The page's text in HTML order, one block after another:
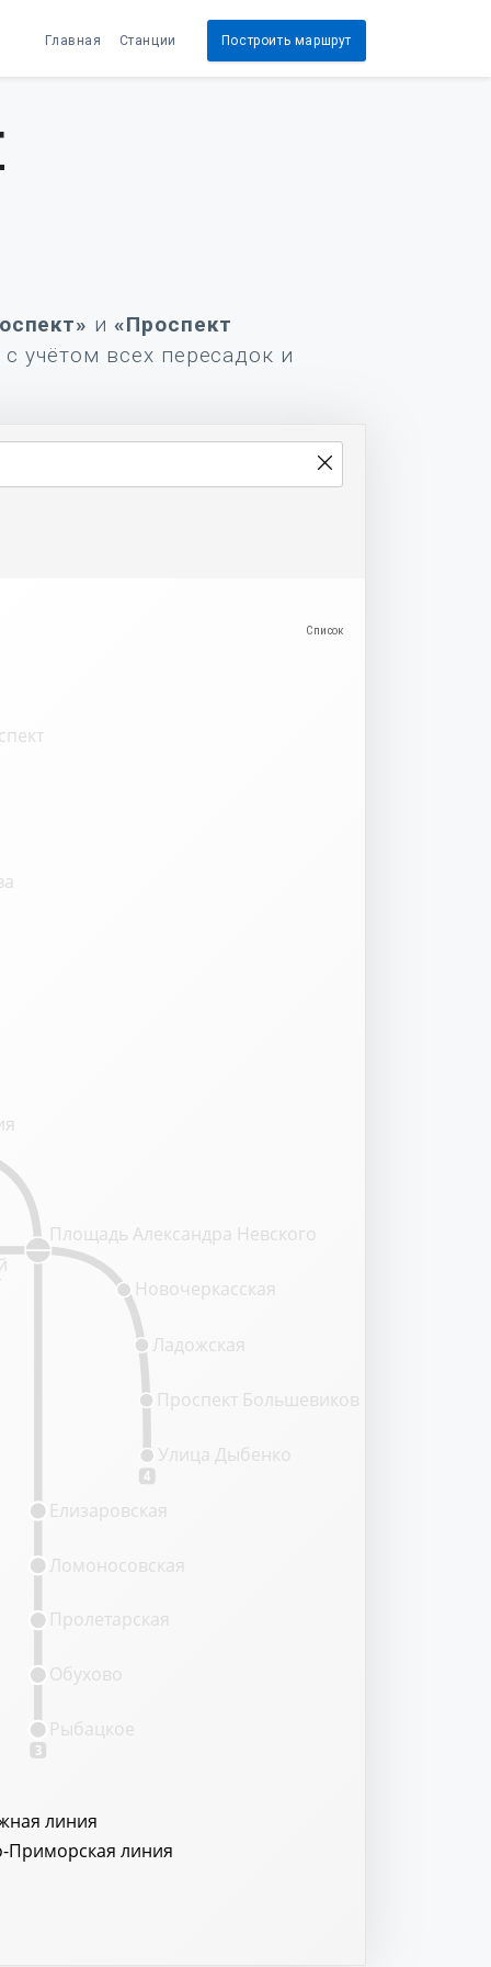
Главная Станции Построить маршрут
и«Проспект
учётом всех пересадок и
линия
Приморская линия
3
4
Площадь Александра Невского
Новочеркасская
Ладожская
Проспект Большевиков
Улица Дыбенко
Рыбацкое
Обухово
Пролетарская
Ломоносовская
Елизаровская